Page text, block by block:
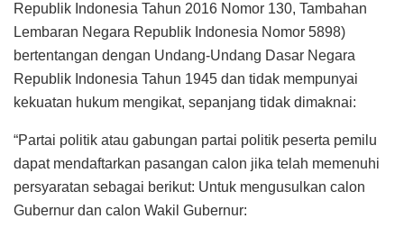
Republik Indonesia Tahun 2016 Nomor 130, Tambahan
Lembaran Negara Republik Indonesia Nomor 5898)
bertentangan dengan Undang-Undang Dasar Negara
Republik Indonesia Tahun 1945 dan tidak mempunyai
kekuatan hukum mengikat, sepanjang tidak dimaknai:
“Partai politik atau gabungan partai politik peserta pemilu
dapat mendaftarkan pasangan calon jika telah memenuhi
persyaratan sebagai berikut: Untuk mengusulkan calon
Gubernur dan calon Wakil Gubernur: